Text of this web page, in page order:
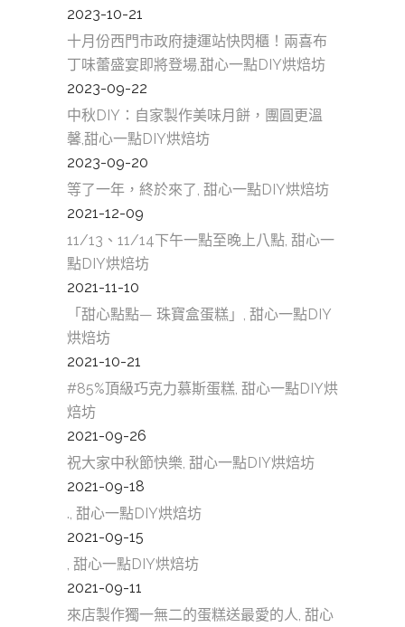
2023-10-21
十月份西門市政府捷運站快閃櫃！兩喜布
丁味蕾盛宴即將登場,甜心一點DIY烘焙坊
2023-09-22
中秋DIY：自家製作美味月餅，團圓更溫
馨,甜心一點DIY烘焙坊
2023-09-20
等了一年，終於來了, 甜心一點DIY烘焙坊
2021-12-09
11/13、11/14下午一點至晚上八點, 甜心一
點DIY烘焙坊
2021-11-10
「甜心點點— 珠寶盒蛋糕」, 甜心一點DIY
烘焙坊
2021-10-21
#85%頂級巧克力慕斯蛋糕, 甜心一點DIY烘
焙坊
2021-09-26
祝大家中秋節快樂, 甜心一點DIY烘焙坊
2021-09-18
., 甜心一點DIY烘焙坊
2021-09-15
, 甜心一點DIY烘焙坊
2021-09-11
來店製作獨一無二的蛋糕送最愛的人, 甜心